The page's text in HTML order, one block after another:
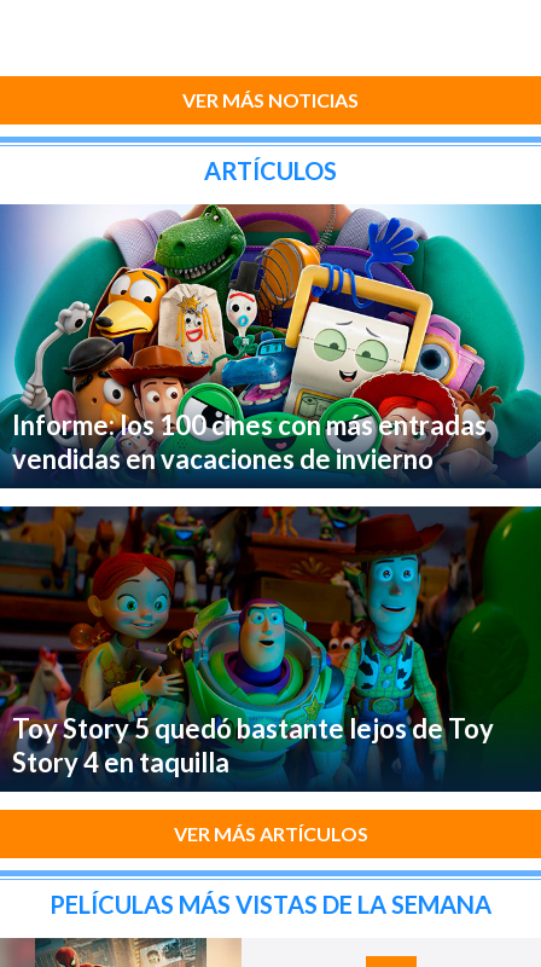
VER MÁS NOTICIAS
ARTÍCULOS
Informe: los 100 cines con más entradas
vendidas en vacaciones de invierno
Toy Story 5 quedó bastante lejos de Toy
Story 4 en taquilla
VER MÁS ARTÍCULOS
PELÍCULAS MÁS VISTAS DE LA SEMANA